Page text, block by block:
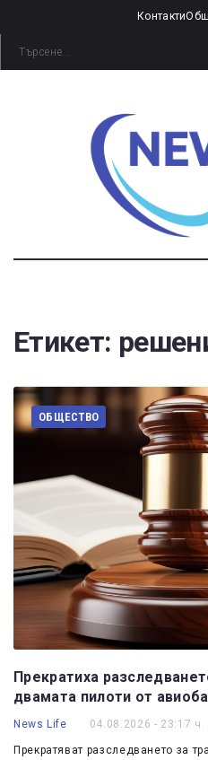
Контакти
Етикет:
ОБЩЕСТВО
Прекратиха
двамата пилоти от
News Life 04.08.2026 - 23:17 ч.
Прекратяват разследването за